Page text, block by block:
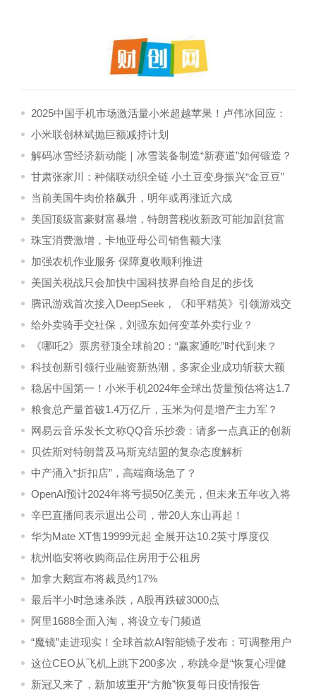
2025中国手机市场激活量小米超越苹果！卢伟冰回应：
竞争极其焦灼
小米联创林斌抛巨额减持计划
解码冰雪经济新动能｜冰雪装备制造“新赛道”如何锻造？
甘肃张家川：种储联动织全链 小土豆变身振兴“金豆豆”
当前美国牛肉价格飙升，明年或再涨近六成
美国顶级富豪财富暴增，特朗普税收新政可能加剧贫富
分化
珠宝消费激增，卡地亚母公司销售额大涨
加强农机作业服务 保障夏收顺利推进
美国关税战只会加快中国科技界自给自足的步伐
腾讯游戏首次接入DeepSeek，《和平精英》引领游戏交
互革新
给外卖骑手交社保，刘强东如何变革外卖行业？
《哪吒2》票房登顶全球前20：“赢家通吃”时代到来？
科技创新引领行业融资新热潮，多家企业成功斩获大额
资金支持
稳居中国第一！小米手机2024年全球出货量预估将达1.7
亿台：历年销量一览
粮食总产量首破1.4万亿斤，玉米为何是增产主力军？
网易云音乐发长文称QQ音乐抄袭：请多一点真正的创新
贝佐斯对特朗普及马斯克结盟的复杂态度解析
中产涌入“折扣店”，高端商场急了？
OpenAI预计2024年将亏损50亿美元，但未来五年收入将
飙升
辛巴直播间表示退出公司，带20人东山再起！
华为Mate XT售19999元起 全展开达10.2英寸厚度仅
3.6mm
杭州临安将收购商品住房用于公租房
加拿大鹅宣布将裁员约17%
最后半小时急速杀跌，A股再跌破3000点
阿里1688全面入淘，将设立专门频道
“魔镜”走进现实！全球首款AI智能镜子发布：可调整用户
心理健康
这位CEO从飞机上跳下200多次，称跳伞是“恢复心理健
康的最佳方式”
新冠又来了，新加坡重开“方舱”恢复每日疫情报告